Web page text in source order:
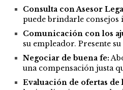
Consulta con Asesor
puede brindarle consejos
Comunicación con los
su empleador. Presente
Negociar de buena fe:
una compensación justa
Evaluación de ofertas